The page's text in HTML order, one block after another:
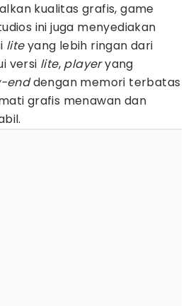
kualitas grafis, game
ini juga menyediakan
liteyang lebih ringan dari
versi lite, playeryang
enddengan memori terbatas
grafis menawan dan